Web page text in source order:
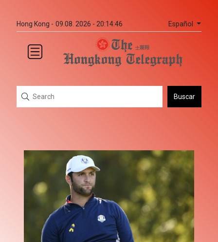
Hong Kong - 09.08. 2026 - 20:14:46 Español
Buscar